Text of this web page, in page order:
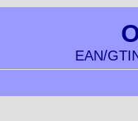
EAN/